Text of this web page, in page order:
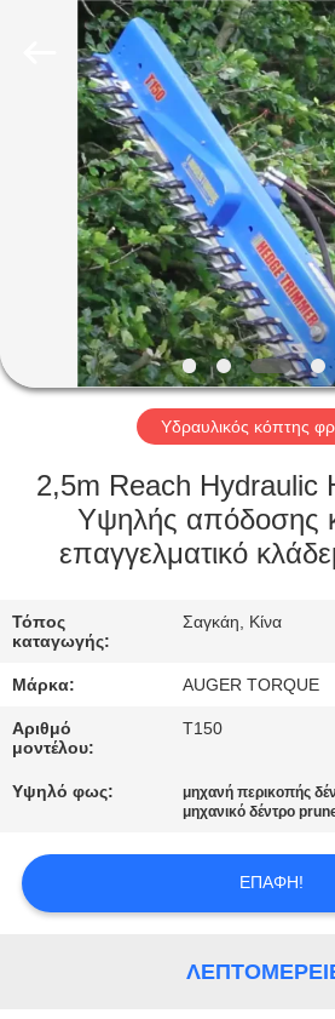
ΣΠΊΤΙ
ΠΡΟΪΌΝΤΑ
ΠΑΡΟΥΣΙΆΣΤΕ
ΠΕΡΊΠΟΥ
ΓΎΡΟΣ
ΕΡΓΟΣΤΑΣΊΩΝ
ΠΟΙΟΤΙΚΌΣ
ΈΛΕΓΧΟΣ
ΜΑΣ
ΕΛΆΤΕ
ΕΠΑΦΉ
ΜΕ
Υδραυλικός κόπτης
2,5m Reach Hydraulic
Υψηλής απόδοσης
επαγγελματικό
Τόπος
καταγωγής:
Σαγκάη, Κίνα
Μάρκα: AUGER TORQUE
Αριθμό
μοντέλου:
T150
Υψηλό φως: μηχανή περικοπής
μηχανικό δέντρο
ΕΠΑΦΉ!